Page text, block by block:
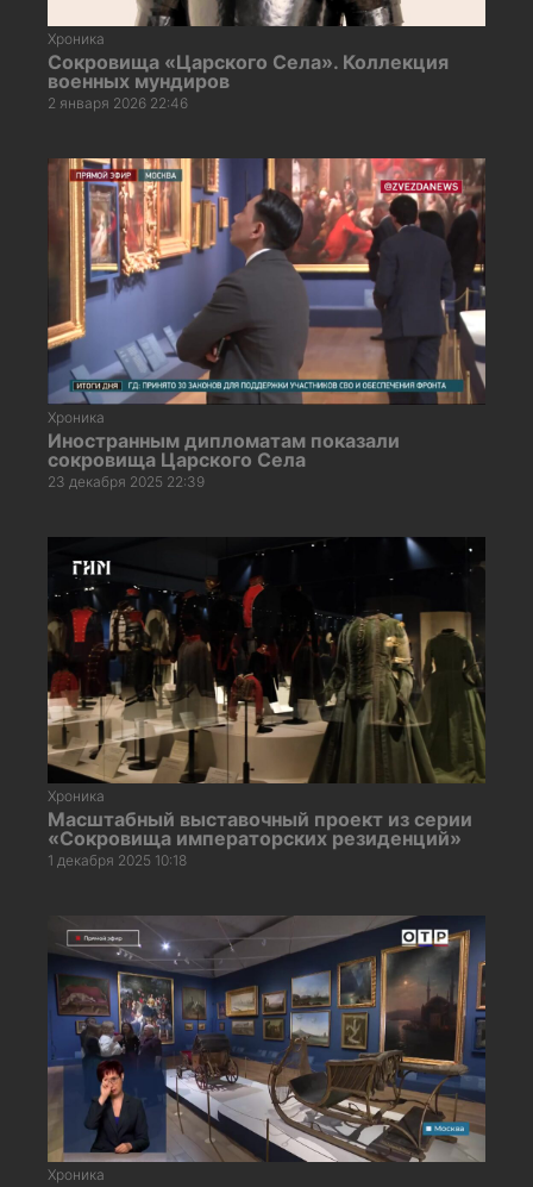
Хроника
Сокровища «Царского Села». Коллекция
военных мундиров
2 января 2026 22:46
Хроника
Иностранным дипломатам показали
сокровища Царского Села
23 декабря 2025 22:39
Хроника
Масштабный выставочный проект из серии
«Сокровища императорских резиденций»
1 декабря 2025 10:18
Хроника